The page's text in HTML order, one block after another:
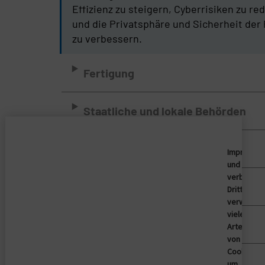
Effizienz zu steigern, Cyberrisiken zu
und die Privatsphäre und Sicherheit der
zu verbessern.
Lösungen für das Gesundheitswesen
Fertigung
Staatliche und lokale Behörden
Imprivata
und
verbundene
Dritte
verwenden
viele
Arten
von
Cookies,